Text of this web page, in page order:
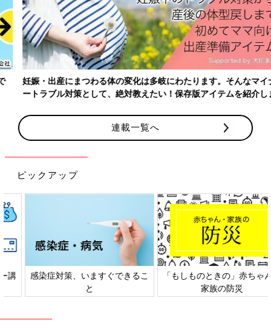
妊娠・出産にまつわる体の変化は多岐にわたります。そんなマイナ
ートラブル対策として、絶対教えたい！保存版アイテムを紹介しま
連載一覧へ
ピックアップ
感染症対策、いますぐできるこ
「もしものときの」赤ちゃん・
家族の防災